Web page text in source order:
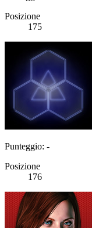
Posizione
175
Punteggio: -
Posizione
176